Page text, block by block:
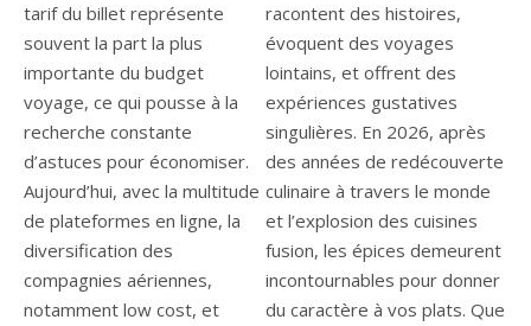
tarif du billet représente
souvent la part la plus
importante du budget
voyage, ce qui pousse à la
recherche constante
d’astuces pour économiser.
Aujourd’hui, avec la multitude
de plateformes en ligne, la
diversification des
compagnies aériennes,
notamment low cost, et
racontent des histoires,
évoquent des voyages
lointains, et offrent des
expériences gustatives
singulières. En 2026, après
des années de redécouverte
culinaire à travers le monde
et l’explosion des cuisines
fusion, les épices demeurent
incontournables pour donner
du caractère à vos plats. Que